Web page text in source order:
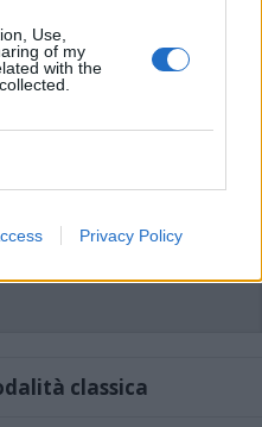
Use,
of my
with the
Privacy Policy
classica